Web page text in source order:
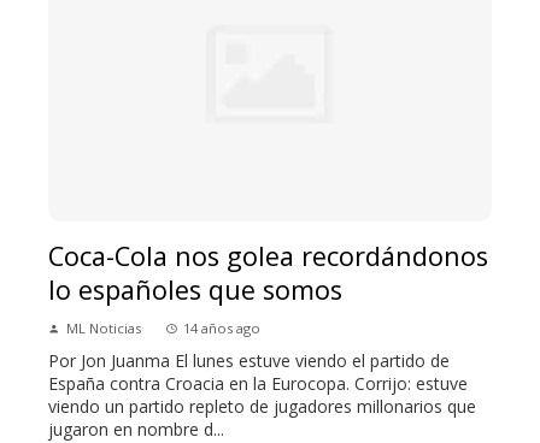
Coca-Cola nos golea recordándonos
lo españoles que somos
ML Noticias 14 años ago
Por Jon Juanma El lunes estuve viendo el partido de
España contra Croacia en la Eurocopa. Corrijo: estuve
viendo un partido repleto de jugadores millonarios que
jugaron en nombre d...